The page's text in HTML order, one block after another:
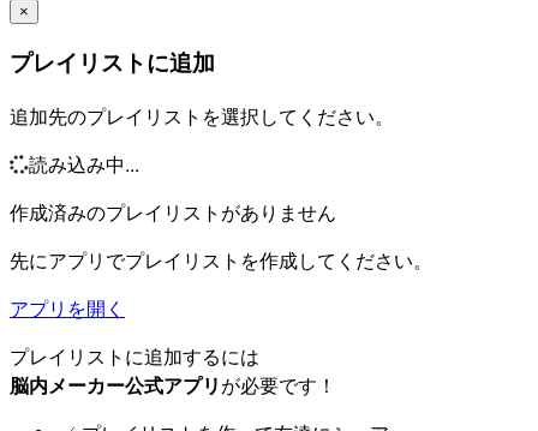
×
プレイリストに追加
追加先のプレイリストを選択してください。
読み込み中...
作成済みのプレイリストがありません
先にアプリでプレイリストを作成してください。
アプリを開く
プレイリストに追加するには
脳内メーカー公式アプリが必要です！